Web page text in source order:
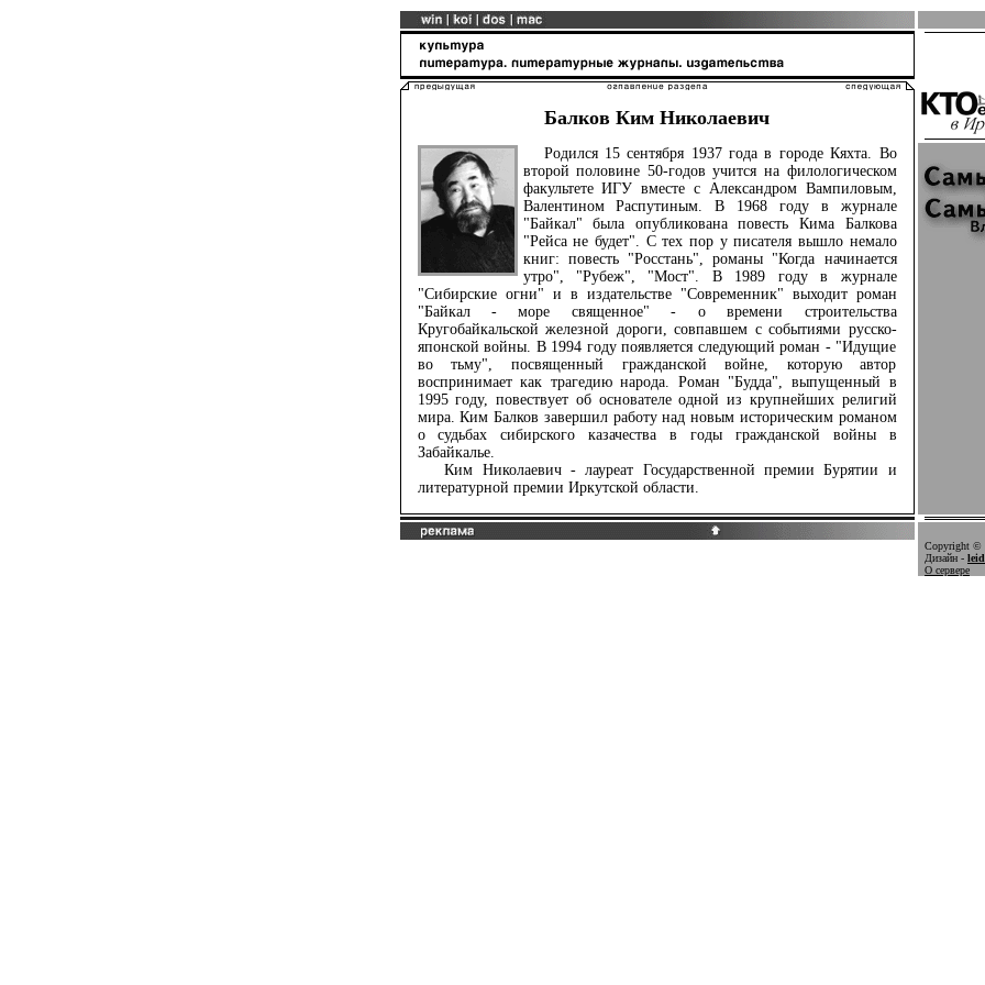
Балков Ким Николаевич
Родился 15 сентября 1937 года в городе Кяхта. Во
второй половине 50-годов учится на филологическом
факультете ИГУ вместе с Александром Вампиловым,
Валентином Распутиным. В 1968 году в журнале
"Байкал" была опубликована повесть Кима Балкова
"Рейса не будет". С тех пор у писателя вышло немало
книг: повесть "Росстань", романы "Когда начинается
утро", "Рубеж", "Мост". В 1989 году в журнале
"Сибирские огни" и в издательстве "Современник" выходит роман
"Байкал - море священное" - о времени строительства
Кругобайкальской железной дороги, совпавшем с событиями русско-
японской войны. В 1994 году появляется следующий роман - "Идущие
во тьму", посвященный гражданской войне, которую автор
воспринимает как трагедию народа. Роман "Будда", выпущенный в
1995 году, повествует об основателе одной из крупнейших религий
мира. Ким Балков завершил работу над новым историческим романом
о судьбах сибирского казачества в годы гражданской войны в
Забайкалье.
Ким Николаевич - лауреат Государственной премии Бурятии и
литературной премии Иркутской области.
Copyright ©
Дизайн -
О сервере